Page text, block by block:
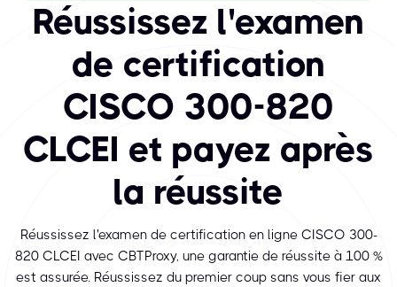
Réussissez l'examen
de certification
CISCO 300-820
CLCEI et payez après
la réussite
Réussissez l'examen de certification en ligne CISCO 300-
820 CLCEI avec CBTProxy, une garantie de réussite à 100 %
est assurée. Réussissez du premier coup sans vous fier aux